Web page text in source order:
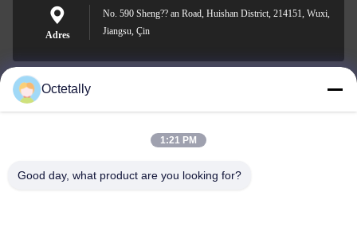
Adres
No. 590 Sheng?? an Road, Huishan District, 214151, Wuxi,
Jiangsu, Çin
sales@wellleader.com
Octetally
1:21 PM
Good day, what product are you looking for?